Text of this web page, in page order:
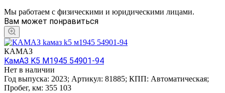
Мы работаем с физическими и юридическими лицами.
Вам может понравиться
КАМАЗ
KамАЗ K5 М1945 54901-94
Нет в наличии
Год выпуска: 2023; Артикул: 81885; КПП: Автоматическая;
Пробег, км: 355 103